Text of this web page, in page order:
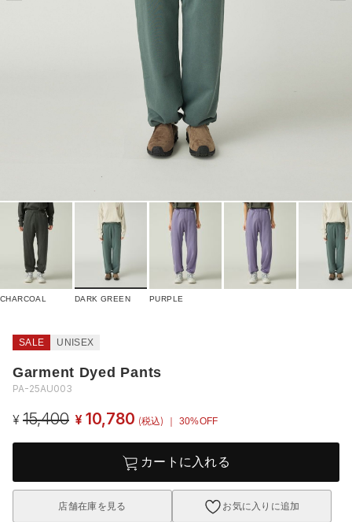
CHARCOAL DARK GREEN PURPLE
SALE UNISEX
Garment Dyed Pants
PA-25AU003
¥ 15,400 ¥ 10,780 (税込) ｜ 30%OFF
カートに入れる
店舗在庫を見る お気に入りに追加